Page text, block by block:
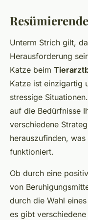
Unterm Strich gilt,
Herausforderung
Katze beim
Katze ist einzigartig
stressige
auf die Bedürfnisse
verschiedene
herauszufinden,
funktioniert.
Ob durch eine
von
durch die Wahl
es gibt